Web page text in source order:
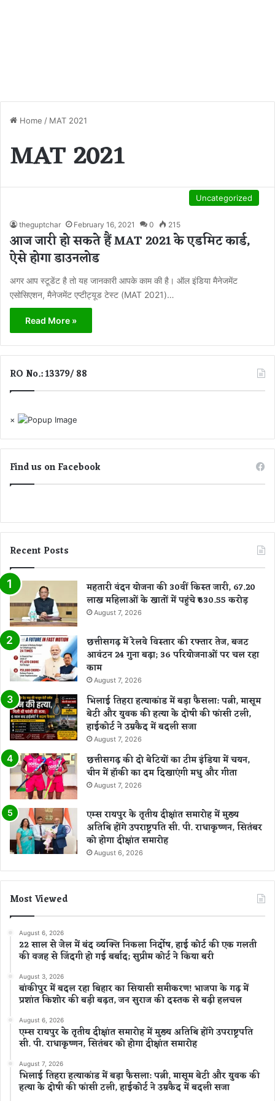
Home / MAT 2021
MAT 2021
Uncategorized
theguptchar February 16, 2021 0 215
आज जारी हो सकते हैं MAT 2021 के एडमिट कार्ड,
ऐसे होगा डाउनलोड
अगर आप स्टूडेंट है तो यह जानकारी आपके काम की है। ऑल इंडिया मैनेजमेंट
एसोसिएशन, मैनेजमेंट एप्टीट्यूड टेस्ट (MAT 2021)…
Read More »
RO No.: 13379/ 88
×
Find us on Facebook
Recent Posts
महतारी वंदन योजना की 30वीं किस्त जारी, 67.20
लाख महिलाओं के खातों में पहुंचे ₹630.55 करोड़
August 7, 2026
छत्तीसगढ़ में रेलवे विस्तार की रफ्तार तेज, बजट
आवंटन 24 गुना बढ़ा; 36 परियोजनाओं पर चल रहा
काम
August 7, 2026
भिलाई तिहरा हत्याकांड में बड़ा फैसला: पत्नी, मासूम
बेटी और युवक की हत्या के दोषी की फांसी टली,
हाईकोर्ट ने उम्रकैद में बदली सजा
August 7, 2026
छत्तीसगढ़ की दो बेटियों का टीम इंडिया में चयन,
चीन में हॉकी का दम दिखाएंगी मधु और गीता
August 7, 2026
एम्स रायपुर के तृतीय दीक्षांत समारोह में मुख्य
अतिथि होंगे उपराष्ट्रपति सी. पी. राधाकृष्णन, सितंबर
को होगा दीक्षांत समारोह
August 6, 2026
Most Viewed
August 6, 2026
22 साल से जेल में बंद व्यक्ति निकला निर्दोष, हाई कोर्ट की एक गलती
की वजह से जिंदगी हो गई बर्बाद; सुप्रीम कोर्ट ने किया बरी
August 3, 2026
बांकीपुर में बदल रहा बिहार का सियासी समीकरण! भाजपा के गढ़ में
प्रशांत किशोर की बड़ी बढ़त, जन सुराज की दस्तक से बढ़ी हलचल
August 6, 2026
एम्स रायपुर के तृतीय दीक्षांत समारोह में मुख्य अतिथि होंगे उपराष्ट्रपति
सी. पी. राधाकृष्णन, सितंबर को होगा दीक्षांत समारोह
August 7, 2026
भिलाई तिहरा हत्याकांड में बड़ा फैसला: पत्नी, मासूम बेटी और युवक की
हत्या के दोषी की फांसी टली, हाईकोर्ट ने उम्रकैद में बदली सजा